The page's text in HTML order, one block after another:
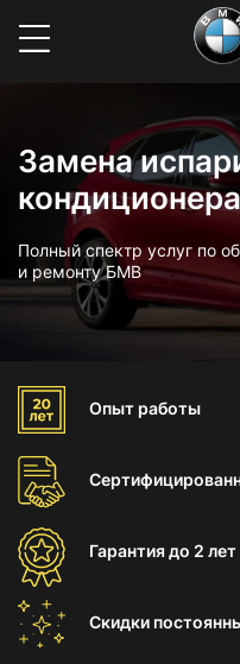
Замена
Полный спектр услуг по
и ремонту БМВ
Опыт работы
Гарантиядо 2 лет
Скидки